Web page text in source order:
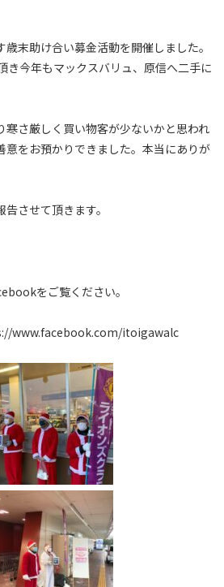
末助け合い募金活動を開催しました。
き今年もマックスバリュ、原信へ二手に
寒さ厳しく買い物客が少ないかと思われ
意をお預かりできました。本当にありが
させて頂きます。
をご覧ください。
www.facebook.com/itoigawalc